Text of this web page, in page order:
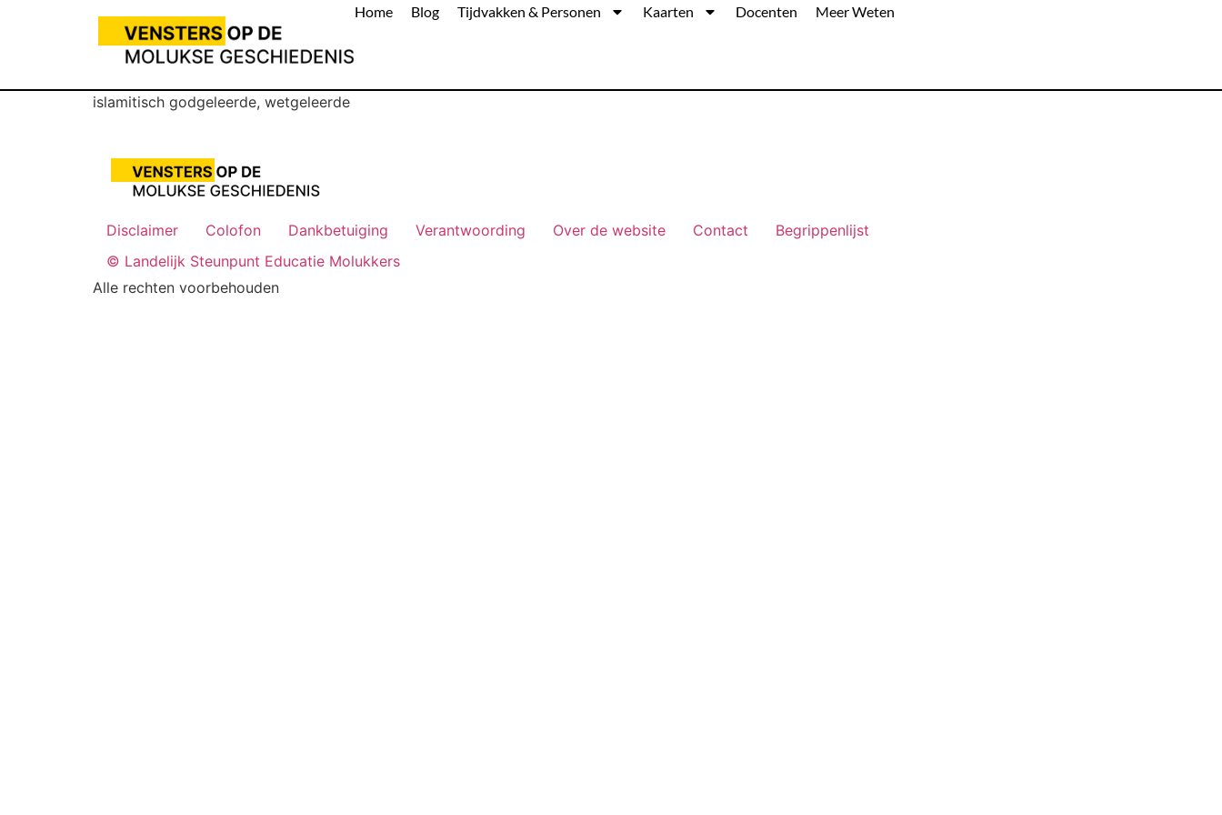
Home Blog Tijdvakken & Personen Kaarten Docenten Meer Weten
islamitisch godgeleerde, wetgeleerde
Disclaimer Colofon Dankbetuiging Verantwoording Over de website Contact
Begrippenlijst
© Landelijk Steunpunt Educatie Molukkers
Alle rechten voorbehouden